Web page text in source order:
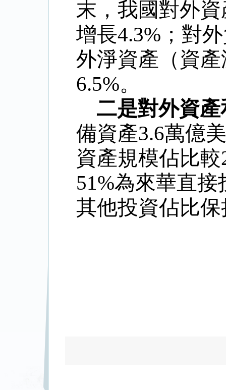
末，我國對外
增長4.3% ；對
外淨資產（資
6.5%。
二是對外資
備資產3.6萬億
資產規模佔比較
51%為來華直接
其他投資佔比